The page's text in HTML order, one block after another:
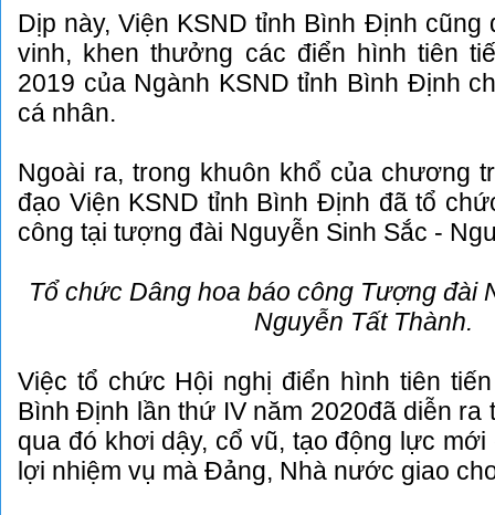
Dịp này, Viện KSND tỉnh Bình Định cũng
vinh, khen thưởng các điển hình tiên
2019 của Ngành KSND tỉnh Bình Định
cá nhân.
Ngoài ra, trong khuôn khổ của chương
đạo Viện KSND tỉnh Bình Định đã tổ
công tại tượng đài Nguyễn Sinh Sắc -
Tổ chức Dâng hoa báo công Tượng đài
Nguyễn Tất Thành.
Việc tổ chức Hội nghị điển hình tiên
Bình Định lần thứ IV năm 2020đã diễn ra
qua đó khơi dậy, cổ vũ, tạo động lực
lợi nhiệm vụ mà Đảng, Nhà nước giao